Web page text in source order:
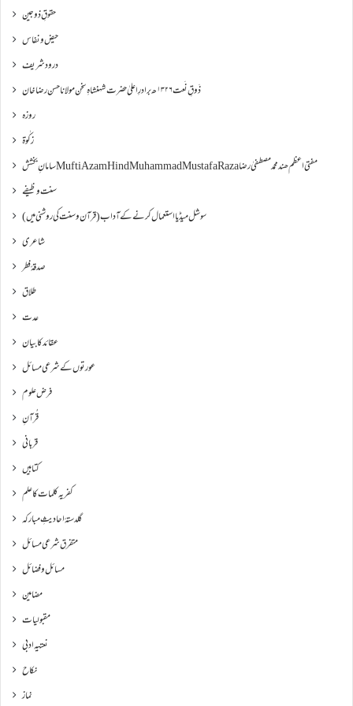
حقوقِ ذوجین
حیض و نفاس
درود شریف
ذَوقِ نَعت ۱۳۲۶ھ برادرِ اعلیٰ حضرت شہنشاہِ سخن مولانا حسن رضا خان
روزہ
زکٰوۃ
سامانِ بخشش Mufti Azam Hind Muhammad Mustafa Raza مفتی اعظم ھند محمد مصطفیٰ رضا
سنت وظیفے
سوشل میڈیا استعمال کرنے کے آداب (قرآن و سنت کی روشنی میں)
شاعری
صدقۂ فطر
طلاق
عدت
عقائد کا بیان
عورتوں کے شرعی مسائل
فرض علوم
قُرآنِ
قربانی
کتابیں
کفریہ کلمات کا علم
گلدستۂ احادیثِ مبارکہ
متفرق شرعی مسائل
مسائل و فضائل
مضامین
مقبولیات
نعتیہ ادبی
نکاح
نماز